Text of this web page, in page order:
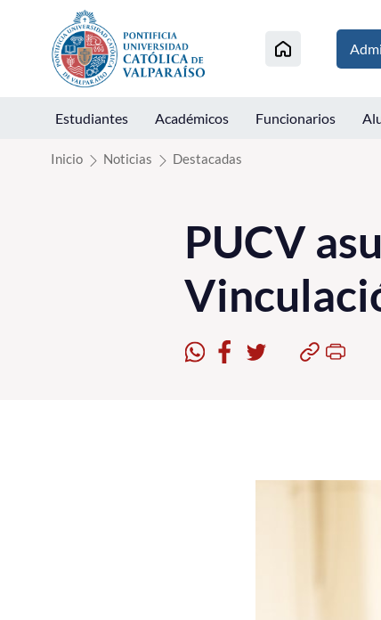
Click acá para ir directamente al contenido
Estudiantes Académicos Funcionarios
Inicio Noticias Destacadas
PUCV